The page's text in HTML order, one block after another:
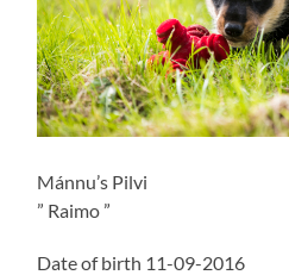
Mánnu’s Pilvi
” Raimo ”
Date of birth 11-09-2016